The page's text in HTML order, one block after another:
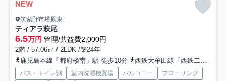
NEW
筑紫野市塔原東
ティアラ萩尾
6.5万円 管理/共益費2,000円
2階 / 57.06㎡ / 2LDK /築24年
鹿児島本線「都府楼南」駅 徒歩10分
西鉄大牟田線「西鉄二日市」駅 徒歩15分
バス・トイレ別 室内洗濯機置場 バルコニー
フローリング